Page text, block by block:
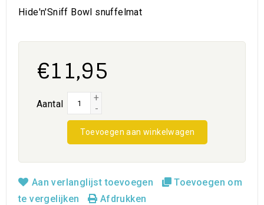
Hide'n'Sniff Bowl snuffelmat
€11,95
Aantal
+
-
Toevoegen aan winkelwagen
Aan verlanglijst toevoegen
Toevoegen om
te vergelijken
Afdrukken